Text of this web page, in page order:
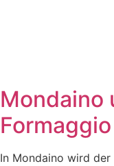
Mondaino
In Mondaino wird